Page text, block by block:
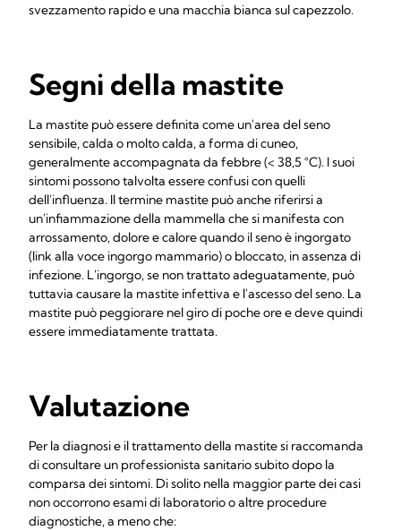
svezzamento rapido e una macchia bianca sul capezzolo.
Segni della mastite
La mastite può essere definita come un'area del seno
sensibile, calda o molto calda, a forma di cuneo,
generalmente accompagnata da febbre (< 38,5 °C). I suoi
sintomi possono talvolta essere confusi con quelli
dell'influenza. Il termine mastite può anche riferirsi a
un'infiammazione della mammella che si manifesta con
arrossamento, dolore e calore quando il seno è ingorgato
(link alla voce ingorgo mammario) o bloccato, in assenza di
infezione. L'ingorgo, se non trattato adeguatamente, può
tuttavia causare la mastite infettiva e l'ascesso del seno. La
mastite può peggiorare nel giro di poche ore e deve quindi
essere immediatamente trattata.
Valutazione
Per la diagnosi e il trattamento della mastite si raccomanda
di consultare un professionista sanitario subito dopo la
comparsa dei sintomi. Di solito nella maggior parte dei casi
non occorrono esami di laboratorio o altre procedure
diagnostiche, a meno che: